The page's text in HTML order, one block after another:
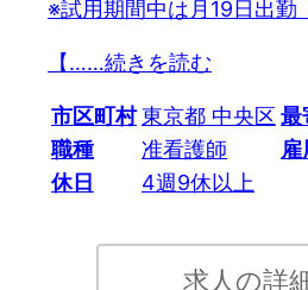
※試用期間中は月19日出勤
【……続きを読む
市区町村東京都 中央区 最
職種
准看護師
休日
4週9休以上
求人の詳